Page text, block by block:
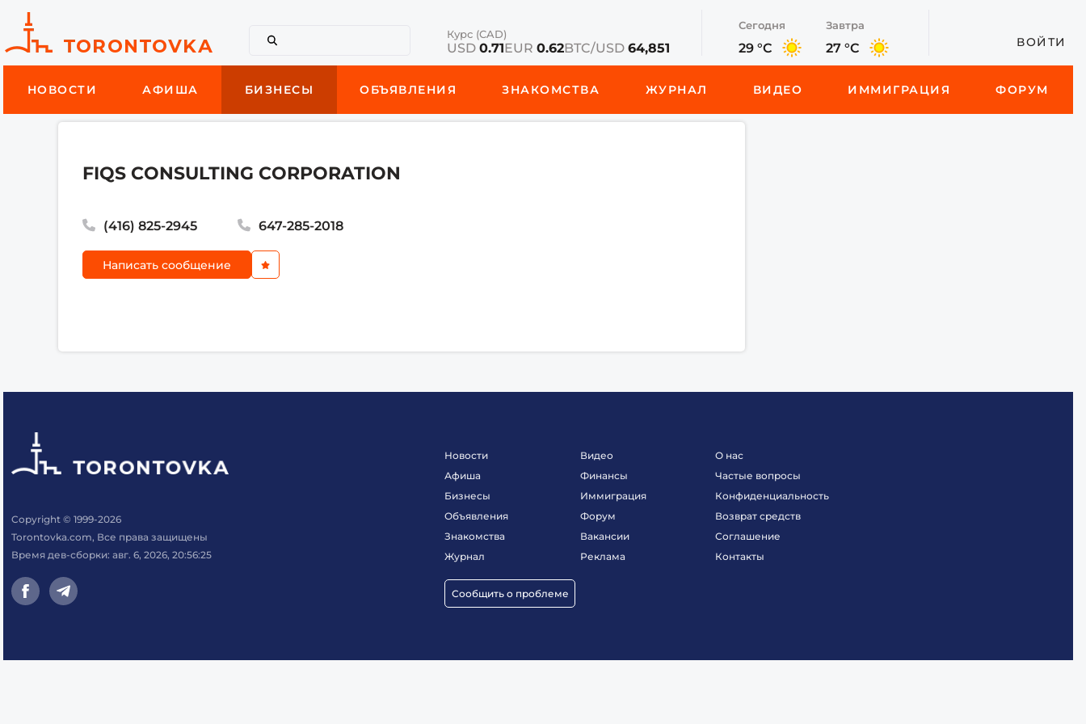
Курс (CAD)
USD 0.71EUR 0.62BTC/USD 64,851
Сегодня
29 °C
Завтра
27 °C ВОЙТИ
НОВОСТИ АФИША БИЗНЕСЫ ОБЪЯВЛЕНИЯ ЗНАКОМСТВА ЖУРНАЛ ВИДЕО ИММИГРАЦИЯ ФОРУМ
FIQS CONSULTING CORPORATION
(416) 825-2945 647-285-2018
Написать сообщение
Copyright © 1999-2026
Torontovka.com, Все права защищены
Время дев-сборки: авг. 6, 2026, 20:56:25
Новости
Афиша
Бизнесы
Объявления
Знакомства
Журнал
Сообщить о проблеме
Видео
Финансы
Иммиграция
Форум
Вакансии
Реклама
О нас
Частые вопросы
Конфиденциальность
Возврат средств
Соглашение
Контакты